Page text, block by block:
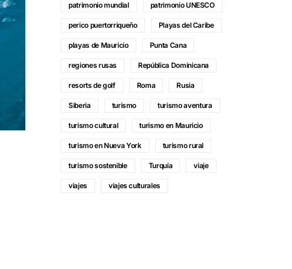
patrimonio mundial patrimonio UNESCO
perico puertorriqueño Playas del Caribe
playas de Mauricio Punta Cana
regiones rusas República Dominicana
resorts de golf Roma Rusia
Siberia turismo turismo aventura
turismo cultural turismo en Mauricio
turismo en Nueva York turismo rural
turismo sostenible Turquía viaje
viajes viajes culturales